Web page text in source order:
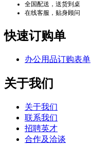
全国配送，送货到桌
在线客服，贴身顾问
快速订购单
办公用品订购表单
关于我们
关于我们
联系我们
招聘英才
合作及洽谈